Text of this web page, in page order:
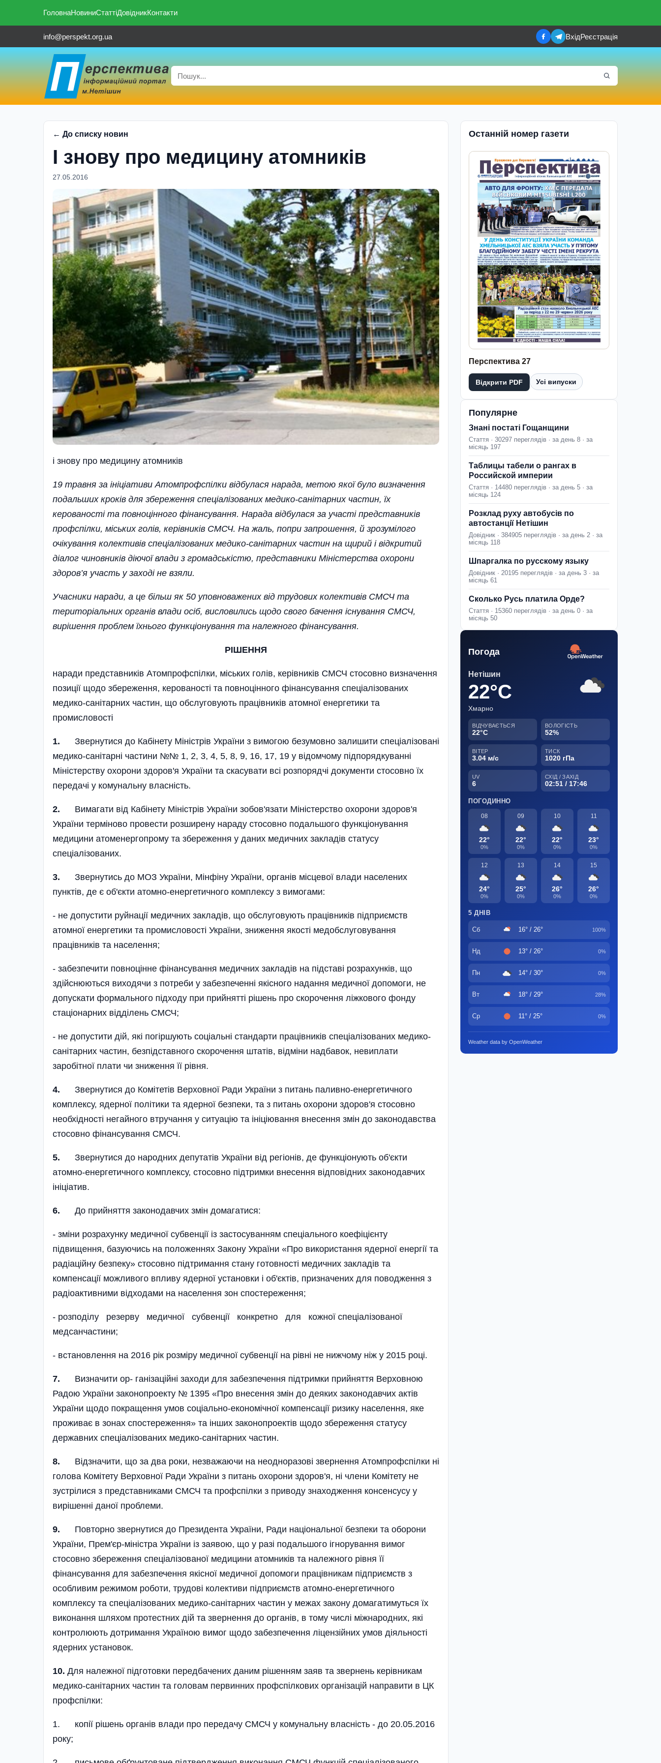
ГоловнаНовиниСтаттіДовідникКонтакти
info@perspekt.org.ua ВхідРеєстрація
← До списку новин
І знову про медицину атомникiв
27.05.2016
i знову про медицину атомникiв
19 травня за ініціативи Атомпрофспілки відбулася нарада, метою якоїбуло визначення
подальшихкроків для збереження спеціалізованихмедико-санітарнихчастин, їх
керованостіта повноцінного фінансування. Нарада відбулася за участі представників
профспілки, міських голів, керівників СМСЧ. На жаль, попри запрошення, й зрозумілого
очікування колективів спеціалізованих медико-санітарних частин на щирий і відкритий
діалог чиновників діючої влади з громадськістю, представники Міністерства охорони
здоров’я участь у заході не взяли.
Учасники наради, а це більш як 50 уповноважених від трудових колективів СМСЧ та
територіальних органів влади осіб, висловились щодо свого бачення існування СМСЧ,
вирішення проблем їхнього функціонування та належного фінансування.
РІШЕННЯ
наради представників Атомпрофспі­лки, міських голів, керівників СМСЧ стосовно визначення
позиції щодо збереження, керованості та повноці­нного фінансування спеціалізованих
медико-санітарних частин, що обслуговують працівників атомної енергетики та
промисловості
1. Звернутися до Кабінету Мі­ністрів України з вимогою безумовно залишити спеціалізовані
медико-санітарні частини №№ 1, 2, 3, 4, 5, 8, 9, 16, 17, 19 у відомчому підпорядкуванні
Міністерству охорони здоров'я України та скасувати всі розпорядчі документи стосовно їх
передачі у комунальну власність.
2. Вимагати від Кабінету Міністрів України зобов'язати Міністерство охорони здоров'я
України терміново провести розширену нараду стосовно подальшого функціонування
медицини атоменерго­прому та збереження у даних медичних закладів статусу
спеціалізованих.
3. Звернутись до МОЗ України, Мінфіну України, органів місцевої влади населених
пунктів, де є об'єкти атомно-енергетичного комплексу з вимогами:
- не допустити руйнації медичних закладів, що обслуговують працівників підприємств
атомної енергетики та промисловості України, зниження якості медобслуговування
працівників та населення;
- забезпечити повноцінне фінансування медичних закладів на підставі розрахунків, що
здійснюються виходячи з потреби у забезпеченні якісного надання медичної допомоги, не
допускати формального підходу при прийнятті рішень про скорочення ліжкового фонду
стаціонарних відділень СМСЧ;
- не допустити дій, які погіршують соціальні стандарти працівників спеціалізованих медико-
санітарних частин, безпідставного скорочення штатів, відміни надбавок, невиплати
заробітної плати чи зниження її рівня.
4. Звернутися до Комітетів Верховної Ради України з питань паливно-енергетичного
комплексу, ядерної політики та ядерної безпеки, та з питань охорони здоров'я стосовно
необхідності негайного втручання у ситуацію та ініціювання внесення змін до законодавства
стосовно фінансування СМСЧ.
5. Звернутися до народних депутатів України від регіонів, де функціонують об'єкти
атомно-енергетичного комплексу, стосовно підтримки внесення відповідних законодавчих
ініціатив.
6. До прийняття законодавчих змін домагатися:
- зміни розрахунку медичної субвенції із застосуванням спеціального коефіцієнту
підвищення, базуючись на положеннях Закону України «Про використання ядерної енергії та
радіаційну безпеку» стосовно підтримання стану готовності медичних закладів та
компенсації можливого впливу ядерної установки і об'єктів, призначених для поводження з
радіоактивними відходами на населення зон спостереження;
- розподілу резерву медичної субвенції конкретно для кожної спеціалізованої
медсанчастини;
- встановлення на 2016 рік розмі­ру медичної субвенції на рівні не нижчому ніж у 2015 році.
7. Визначити ор- ганізаційні заходи для забезпечення під­тримки прийняття Верховною
Радою України законопроекту № 1395 «Про внесення змін до деяких законодавчих актів
України щодо покращення умов соціально-економічної компенсації ризику населення, яке
проживає в зонах спостереження» та інших законопроектів щодо збереження статусу
державних спеціалізованих медико-санітарних частин.
8. Відзначити, що за два роки, незважаючи на неодноразові звернення Атомпрофспілки ні
голова Комітету Верховної Ради України з питань охорони здоров'я, ні члени Комітету не
зустрілися з представниками СМСЧ та профспілки з приводу знаходження консенсусу у
вирішенні даної проблеми.
9. Повторно звернутися до Президента України, Ради національної безпеки та оборони
України, Прем'єр-міністра України із заявою, що у разі подальшого ігнорування вимог
стосовно збереження спеціалізованої медицини атомників та належного рівня її
фінансування для забезпечення якісної медичної допомоги працівникам підприємств з
особливим режимом роботи, трудові колективи підпри­ємств атомно-енергетичного
комплексу та спеціалізованих медико-санітарних частин у межах закону домагатимуться їх
виконання шляхом протестних дій та звернення до органів, в тому числі міжнародних, які
контролюють дотримання Україною вимог щодо забезпечення ліцензійних умов діяльності
ядерних установок.
10. Для належної підготовки передбачених даним рішенням заяв та звернень керівникам
медико-санітарних частин та головам первинних профспілкових організацій направити в ЦК
профспілки:
1. копії рішень органів влади про передачу СМСЧ у комунальну власність - до 20.05.2016
року;
Останній номер газети
Перспектива 27
Відкрити PDF Усі випуски
Популярне
Знані постаті Гощанщини
Стаття · 30297 переглядів · за день 8 · за
місяць 197
Таблицы табели о рангах в
Российской империи
Стаття · 14480 переглядів · за день 5 · за
місяць 124
Розклад руху автобусів по
автостанції Нетішин
Довідник · 384905 переглядів · за день 2 · за
місяць 118
Шпаргалка по русскому языку
Довідник · 20195 переглядів · за день 3 · за
місяць 61
Сколько Русь платила Орде?
Стаття · 15360 переглядів · за день 0 · за
місяць 50
Погода
Нетішин
22°C
Хмарно
ВІДЧУВАЄТЬСЯ
22°C
ВОЛОГІСТЬ
52%
ВІТЕР
3.04 м/с
ТИСК
1020 гПа
UV
6
СХІД / ЗАХІД
02:51 / 17:46
ПОГОДИННО
08
22°
0%
09
22°
0%
10
22°
0%
11
23°
0%
12
24°
0%
13
25°
0%
14
26°
0%
15
26°
0%
5 ДНІВ
Сб 16° / 26° 100%
Нд 13° / 26° 0%
Пн 14° / 30° 0%
Вт 18° / 29° 28%
Ср 11° / 25° 0%
Weather data by OpenWeather